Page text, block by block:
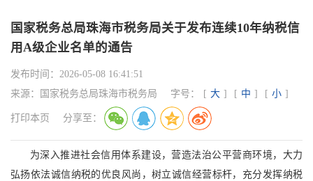
国家税务总局珠海市税务局关于发布连续10年纳税信
用A级企业名单的通告
发布时间： 2026-05-08 16:41:51
来源：
国家税务总局珠海市税务局 字号： [ 大 ] [ 中 ] [ 小 ]
打印本页 分享至：
为深入推进社会信用体系建设，营造法治公平营商环境，大力
弘扬依法诚信纳税的优良风尚，树立诚信经营标杆，充分发挥纳税